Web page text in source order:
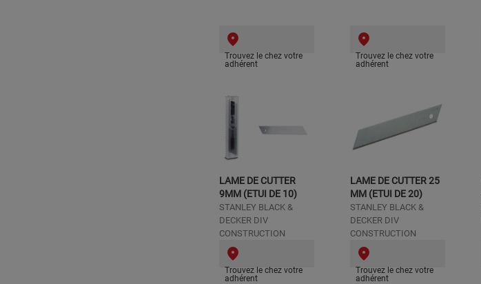
Trouvez le chez votre
adhérent
Trouvez le chez votre
adhérent
LAME DE CUTTER
9MM (ETUI DE 10)
STANLEY BLACK &
DECKER DIV
CONSTRUCTION
Trouvez le chez votre
adhérent
LAME DE CUTTER 25
MM (ETUI DE 20)
STANLEY BLACK &
DECKER DIV
CONSTRUCTION
Trouvez le chez votre
adhérent